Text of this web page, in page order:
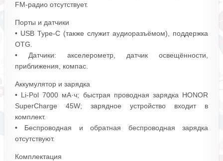
FM‑радио отсутствует.
Порты и датчики
• USB Type‑C (также служит аудиоразъёмом), поддержка
OTG.
• Датчики: акселерометр, датчик освещённости,
приближения, компас.
Аккумулятор и зарядка
• Li‑Pol 7000 мА·ч; быстрая проводная зарядка HONOR
SuperCharge 45W; зарядное устройство входит в
комплект.
• Беспроводная и обратная беспроводная зарядка
отсутствуют.
Комплектация